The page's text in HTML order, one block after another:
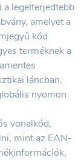
a legelterjedtebb
amelyet a
kód
terméknek a
láncban.
nyomon
vonalkód,
mint az EAN-